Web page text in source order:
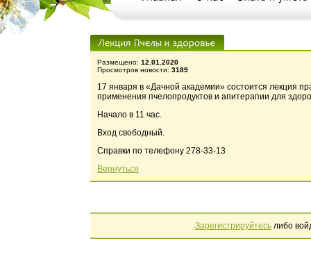
Размещено: 12.01.2020
Просмотров новости: 3189
17 января в «Дачной академии» состоится лекция
применения пчелопродуктов и апитерапии для
Начало в 11 час.
Вход свободный.
Справки по телефону 278-33-13
Вернуться
Зарегистрируйтесь либо